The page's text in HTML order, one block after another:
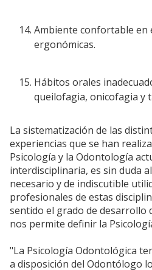
Ambiente confortable en
ergonómicas.
Hábitos orales
queilofagia, onicofagia y
La sistematización de las
experiencias que se han
Psicología y la Odontología
interdisciplinaria, es sin duda
necesario y de indiscutible
profesionales de estas
sentido el grado de desarrollo
nos permite definir la
"La Psicología Odontológica
a disposición del Odontólogo